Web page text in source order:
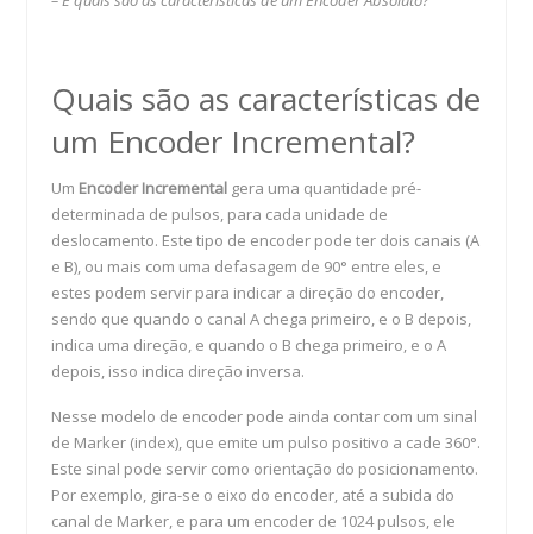
Quais são as características de
um Encoder Incremental?
Um Encoder Incremental gera uma quantidade pré-
determinada de pulsos, para cada unidade de
deslocamento. Este tipo de encoder pode ter dois canais (A
e B), ou mais com uma defasagem de 90° entre eles, e
estes podem servir para indicar a direção do encoder,
sendo que quando o canal A chega primeiro, e o B depois,
indica uma direção, e quando o B chega primeiro, e o A
depois, isso indica direção inversa.
Nesse modelo de encoder pode ainda contar com um sinal
de Marker (index), que emite um pulso positivo a cade 360°.
Este sinal pode servir como orientação do posicionamento.
Por exemplo, gira-se o eixo do encoder, até a subida do
canal de Marker, e para um encoder de 1024 pulsos, ele